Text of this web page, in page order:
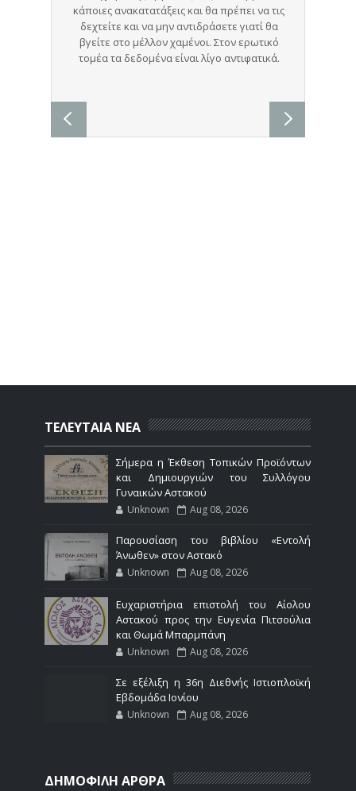
ΤΕΛΕΥΤΑΙΑ ΝΕΑ
Σήμερα η Έκθεση Τοπικών Προϊόντων
και Δημιουργιών του Συλλόγου
Γυναικών Αστακού
Unknown Aug 08, 2026
Παρουσίαση του βιβλίου «Εντολή
Άνωθεν» στον Αστακό
Unknown Aug 08, 2026
Ευχαριστήρια επιστολή του Αίολου
Αστακού προς την Ευγενία Πιτσούλια
και Θωμά Μπαρμπάνη
Unknown Aug 08, 2026
Σε εξέλιξη η 36η Διεθνής Ιστιοπλοϊκή
Εβδομάδα Ιονίου
Unknown Aug 08, 2026
ΔΗΜΟΦΙΛΗ ΑΡΘΡΑ